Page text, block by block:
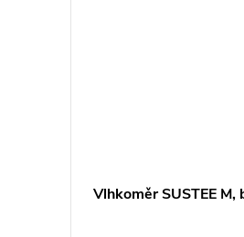
Vlhkoměr SUSTEE M,